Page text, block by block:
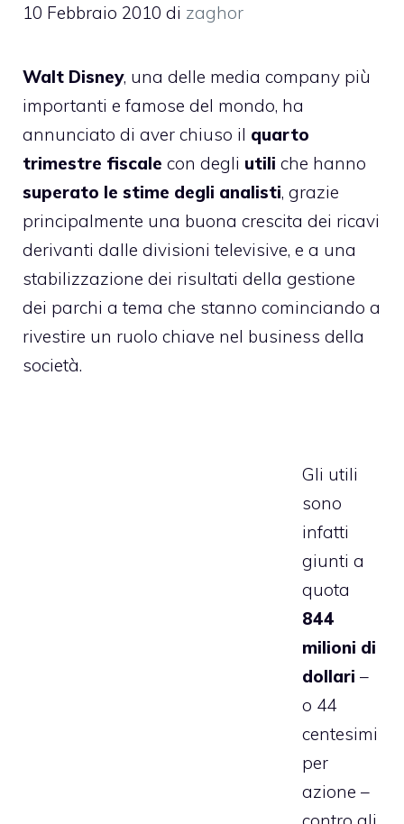
10 Febbraio 2010 di zaghor
Walt Disney, una delle media company più
importanti e famose del mondo, ha
annunciato di aver chiuso il quarto
trimestre fiscale con degli utili che hanno
superato le stime degli analisti, grazie
principalmente una buona crescita dei ricavi
derivanti dalle divisioni televisive, e a una
stabilizzazione dei risultati della gestione
dei parchi a tema che stanno cominciando a
rivestire un ruolo chiave nel business della
società.
Gli utili
sono
infatti
giunti a
quota
844
milioni di
dollari –
o 44
centesimi
per
azione –